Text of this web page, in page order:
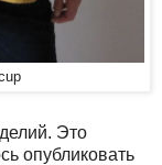
Это
опубликовать